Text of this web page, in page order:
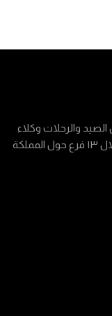
في مجال الصيد والرحلات وكلاء